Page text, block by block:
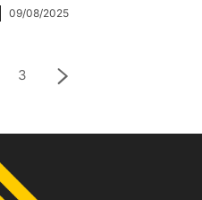
09/08/2025
3